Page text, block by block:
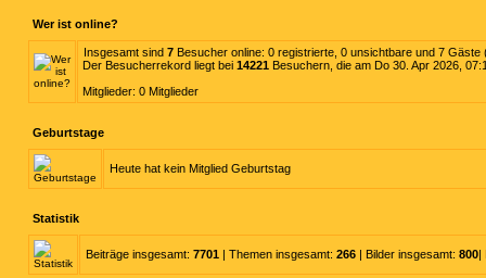
Wer ist online?
Insgesamt sind 7 Besucher online: 0 registrierte, 0 unsichtbare und 7
Der Besucherrekord liegt bei 14221 Besuchern, die am Do 30. Apr 2026,
Mitglieder: 0 Mitglieder
Geburtstage
Heute hat kein Mitglied Geburtstag
Statistik
Beiträge insgesamt: 7701 | Themen insgesamt: 266 | Bilder insgesamt: 800|